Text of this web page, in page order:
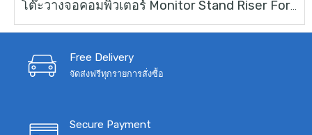
range:
฿1,090
โต๊ะวางจอคอมพิวเตอร์ Monitor Stand Riser For Laptop IMac Computer
Free Delivery
จัดส่งฟรีทุกรายการสั่งซื้อ
Secure Payment